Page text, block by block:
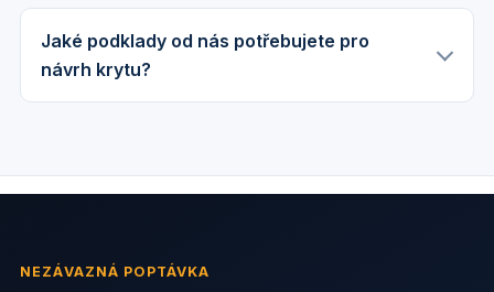
Jaké podklady od nás potřebujete pro
návrh krytu?
NEZÁVAZNÁ POPTÁVKA